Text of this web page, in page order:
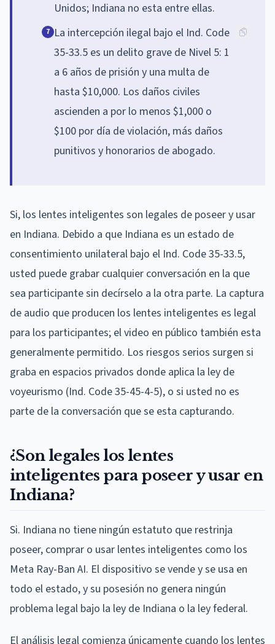
Unidos; Indiana no esta entre ellas.
7 La intercepción ilegal bajo el Ind. Code
35-33.5 es un delito grave de Nivel 5: 1
a 6 años de prisión y una multa de
hasta $10,000. Los daños civiles
ascienden a por lo menos $1,000 o
$100 por día de violación, más daños
punitivos y honorarios de abogado.
Si, los lentes inteligentes son legales de poseer y usar
en Indiana. Debido a que Indiana es un estado de
consentimiento unilateral bajo el Ind. Code 35-33.5,
usted puede grabar cualquier conversación en la que
sea participante sin decírselo a la otra parte. La captura
de audio que producen los lentes inteligentes es legal
para los participantes; el video en público también esta
generalmente permitido. Los riesgos serios surgen si
graba en espacios privados donde aplica la ley de
voyeurismo (Ind. Code 35-45-4-5), o si usted no es
parte de la conversación que se esta capturando.
¿Son legales los lentes
inteligentes para poseer y usar en
Indiana?
Si. Indiana no tiene ningún estatuto que restrinja
poseer, comprar o usar lentes inteligentes como los
Meta Ray-Ban AI. El dispositivo se vende y se usa en
todo el estado, y su posesión no genera ningún
problema legal bajo la ley de Indiana o la ley federal.
El análisis legal comienza únicamente cuando los lentes